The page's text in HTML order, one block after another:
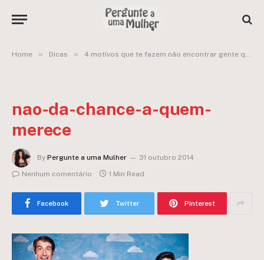
Home » Dicas » 4 motivos que te fazem não encontrar gente que presta
nao-da-chance-a-quem-
merece
By Pergunte a uma Mulher
31 outubro 2014
Nenhum comentário
1 Min Read
Facebook Twitter Pinterest